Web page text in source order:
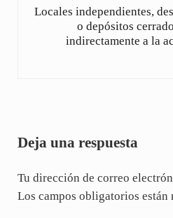
Locales independientes,
o depósitos
indirectamente a la
Deja una respuesta
Tu dirección de correo
Los campos obligatorios están